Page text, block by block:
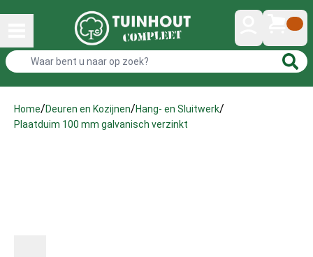
Home/Deuren en Kozijnen/Hang- en Sluitwerk/
Plaatduim 100 mm galvanisch verzinkt